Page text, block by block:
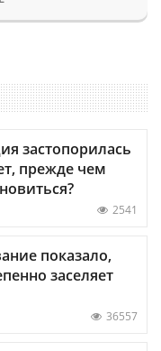
застопорилась
прежде чем
2541
показало,
заселяет
36557